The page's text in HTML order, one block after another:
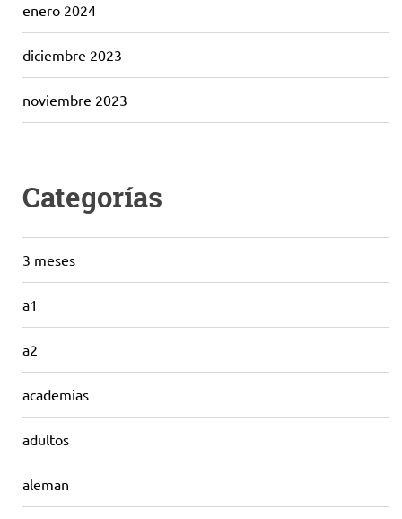
enero 2024
diciembre 2023
noviembre 2023
Categorías
3 meses
a1
a2
academias
adultos
aleman